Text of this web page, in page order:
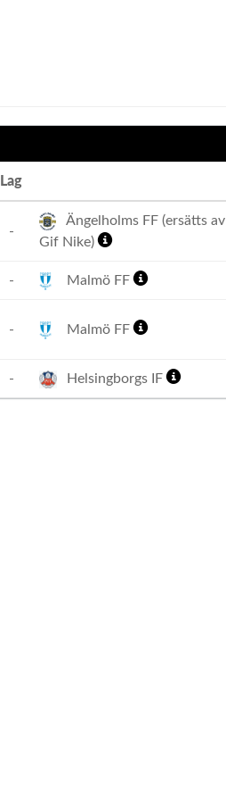
Lag
-
Ängelholms FF (ersätts av
Gif Nike)
- Malmö FF
- Malmö FF
- Helsingborgs IF